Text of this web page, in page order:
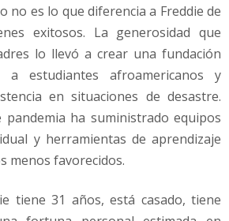
no es lo que diferencia a Freddie de
exitosos. La generosidad que
lo llevó a crear una fundación
a estudiantes afroamericanos y
en situaciones de desastre.
ha suministrado equipos
y herramientas de aprendizaje
menos favorecidos.
tiene 31 años, está casado, tiene